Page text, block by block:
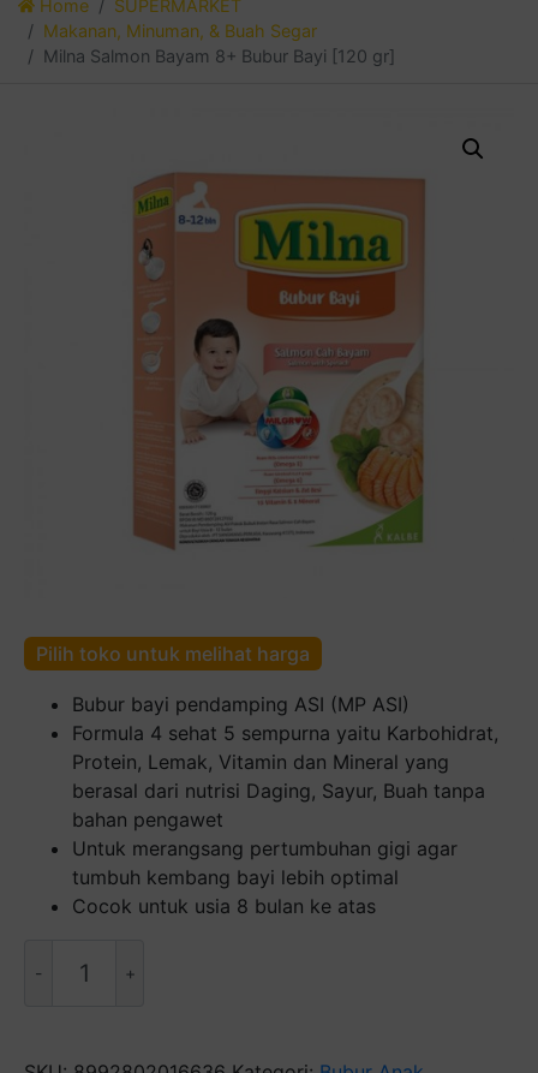
Home
SUPERMARKET
Makanan, Minuman, & Buah Segar
Milna Salmon Bayam 8+ Bubur Bayi [120 gr]
Pilih toko untuk melihat harga
Bubur bayi pendamping ASI (MP ASI)
Formula 4 sehat 5 sempurna yaitu Karbohidrat,
Protein, Lemak, Vitamin dan Mineral yang
berasal dari nutrisi Daging, Sayur, Buah tanpa
bahan pengawet
Untuk merangsang pertumbuhan gigi agar
tumbuh kembang bayi lebih optimal
Cocok untuk usia 8 bulan ke atas
Milna
8+